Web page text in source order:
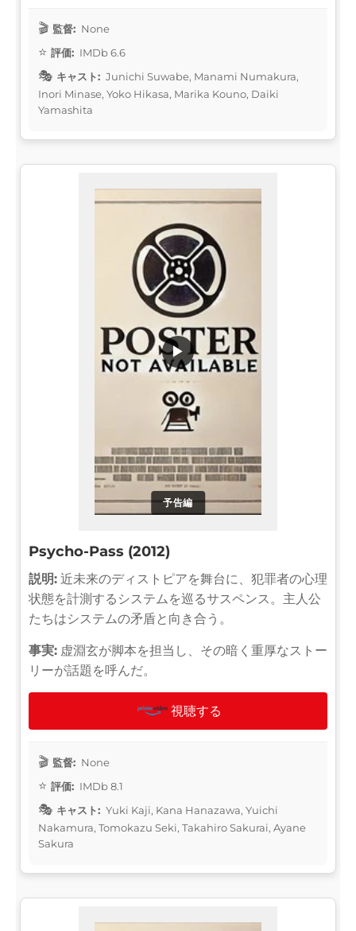
監督: None
評価: IMDb 6.6
キャスト: Junichi Suwabe, Manami Numakura,
Inori Minase, Yoko Hikasa, Marika Kouno, Daiki
Yamashita
予告編
▶
Psycho-Pass (2012)
説明: 近未来のディストピアを舞台に、犯罪者の心理
状態を計測するシステムを巡るサスペンス。主人公
たちはシステムの矛盾と向き合う。
事実: 虚淵玄が脚本を担当し、その暗く重厚なストー
リーが話題を呼んだ。
視聴する
監督: None
評価: IMDb 8.1
キャスト: Yuki Kaji, Kana Hanazawa, Yuichi
Nakamura, Tomokazu Seki, Takahiro Sakurai, Ayane
Sakura